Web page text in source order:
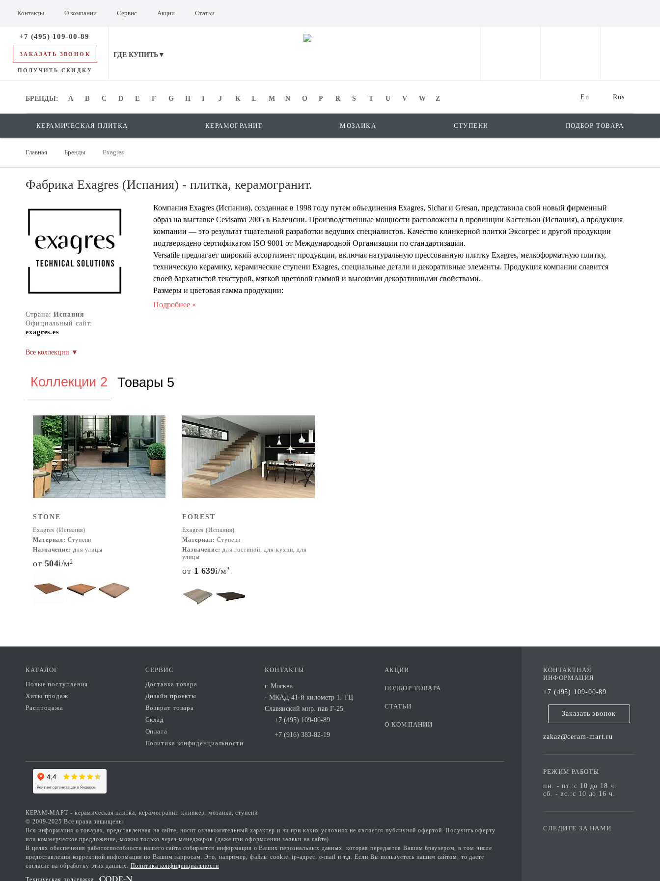
Контакты О компании Сервис Акции Статьи
+7 (495) 109-00-89
ЗАКАЗАТЬ ЗВОНОК
ПОЛУЧИТЬ СКИДКУ
ГДЕ КУПИТЬ▼
Rus
En
БРЕНДЫ: A B C D E F G H I J K L M N O P R S T U V W Z
БРЕНДЫ:
КЕРАМИЧЕСКАЯ ПЛИТКА КЕРАМОГРАНИТ МОЗАИКА СТУПЕНИ ПОДБОР ТОВАРА
Главная Бренды Exagres
Фабрика Exagres (Испания) - плитка, керамогранит.
Страна:Испания
Официальный сайт:
exagres.es
Компания Exagres (Испания), созданная в 1998 году путем объединения Exagres, Sichar и Gresan, представила свой новый фирменный
образ на выставке Cevisama 2005 в Валенсии. Производственные мощности расположены в провинции Кастельон (Испания), а продукция
компании — это результат тщательной разработки ведущих специалистов. Качество клинкерной плитки Эксогрес и другой продукции
подтверждено сертификатом ISO 9001 от Международной Организации по стандартизации.
Versatile предлагает широкий ассортимент продукции, включая натуральную прессованную плитку Exagres, мелкоформатную плитку,
техническую керамику, керамические ступени Exagres, специальные детали и декоративные элементы. Продукция компании славится
своей бархатистой текстурой, мягкой цветовой гаммой и высокими декоративными свойствами.
Размеры и цветовая гамма продукции:
Клинкерная плитка Exagres: представлена в различных стандартных размерах, таких как 30x30 см, 33x33 см, 40x40 см, а также в
компании идеально подходит для внутреннего и внешнего применения, будь то фасады, террасы, бассейны или лестницы.
Коллекции 2 Товары 5
STONE
Exagres (Испания)
Материал: Ступени
Назначение: для улицы
от 504i/м2
FOREST
Exagres (Испания)
Материал: Ступени
Назначение: для гостиной, для кухни, для
улицы
от 1 639i/м2
КОНТАКТНАЯ
ИНФОРМАЦИЯ
+7 (495) 109-00-89
Заказать звонок
zakaz@ceram-mart.ru
РЕЖИМ РАБОТЫ
пн. - пт.:с 10 до 18 ч.
сб. - вс.:с 10 до 16 ч.
СЛЕДИТЕ ЗА НАМИ
КАТАЛОГ
Новые поступления
Хиты продаж
Распродажа
СЕРВИС
Доставка товара
Дизайн проекты
Возврат товара
Склад
Оплата
Политика конфиденциальности
КОНТАКТЫ
г. Москва
- МКАД 41-й километр 1. ТЦ
Славянский мир. пав Г-25
+7 (495) 109-00-89
+7 (916) 383-82-19
АКЦИИ
ПОДБОР ТОВАРА
СТАТЬИ
О КОМПАНИИ
КЕРАМ-МАРТ - керамическая плитка, керамогранит, клинкер, мозаика, ступени
© 2009-2025 Все права защищены
Вся информация о товарах, представленная на сайте, носит ознакомительный характер и ни при каких условиях не является публичной офертой. Получить оферту
или коммерческое предложение, можно только через менеджеров (даже при оформлении заявки на сайте).
В целях обеспечения работоспособности нашего сайта собирается информация о Ваших персональных данных, которая передается Вашим браузером, в том числе
предоставления корректной информации по Вашим запросам. Это, например, файлы cookie, ip-адрес, e-mail и т.д. Если Вы пользуетесь нашим сайтом, то даете
согласие на обработку этих данных. Политика конфиденциальности
Техническая поддержка